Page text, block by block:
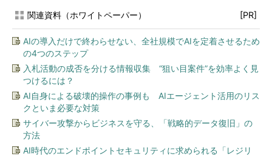
関連資料（ホワイトペーパー） [PR]
AIの導入だけで終わらせない、全社規模でAIを定着させるため
の4つのステップ
入札活動の成否を分ける情報収集 “狙い目案件”を効率よく見
つけるには？
AI自身による破壊的操作の事例も AIエージェント活用のリス
クといま必要な対策
サイバー攻撃からビジネスを守る、「戦略的データ復旧」の
方法
AI時代のエンドポイントセキュリティに求められる「レジリ